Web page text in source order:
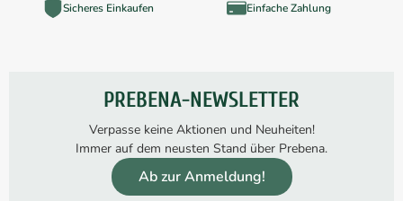
Sicheres Einkaufen Einfache Zahlung
PREBENA-NEWSLETTER
Verpasse keine Aktionen und Neuheiten!
Immer auf dem neusten Stand über Prebena.
Ab zur Anmeldung!